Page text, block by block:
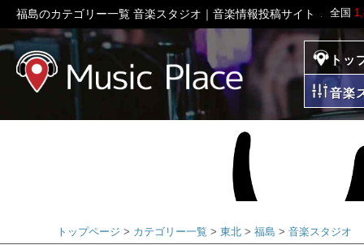
全国
福島のカテゴリー一覧 音楽スタジオ｜音楽情報投稿サイト ミュー
ミュージックプレイ
トッ
音楽
トップページ カテゴリー一覧 東北 福島 音楽スタジオ